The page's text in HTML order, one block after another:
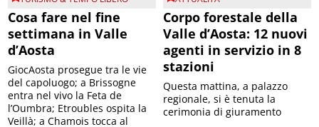
Cosa fare nel fine
settimana in Valle
d’Aosta
GiocAosta prosegue tra le vie
del capoluogo; a Brissogne
entra nel vivo la Feta de
l’Oumbra; Etroubles ospita la
Veillà; a Chamois tocca al
Corpo forestale della
Valle d’Aosta: 12 nuovi
agenti in servizio in 8
stazioni
Questa mattina, a palazzo
regionale, si è tenuta la
cerimonia di giuramento